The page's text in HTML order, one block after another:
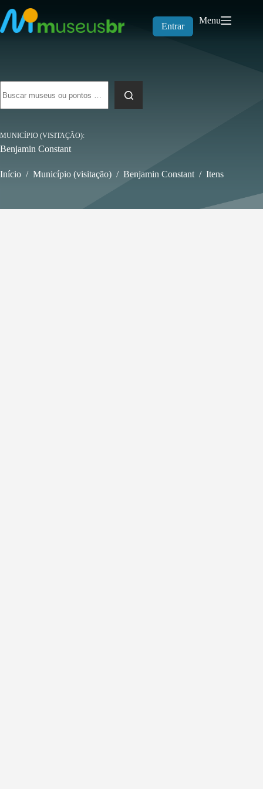
para
o
conteúdo
Entrar
Menu
resultados
MUNICÍPIO (VISITAÇÃO)
Benjamin Constant
Início / Município (visitação) / Benjamin Constant / Itens